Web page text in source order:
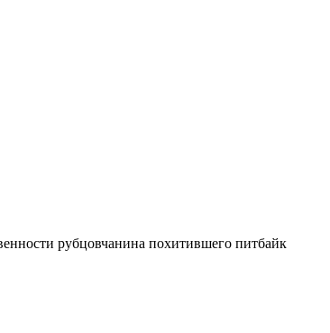
рубцовчанина похитившего питбайк